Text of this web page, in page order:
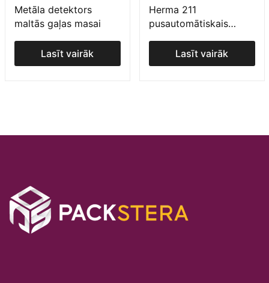
Metāla detektors
maltās gaļas masai
Lasīt vairāk
Herma 211
pusautomātiskais
izstrādājumiem
Lasīt vairāk